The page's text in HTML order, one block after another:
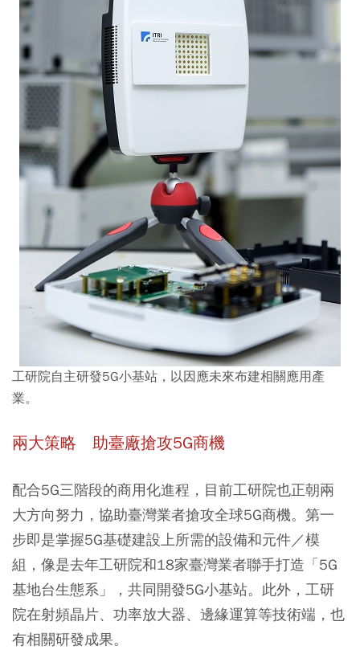
工研院自主研發5G小基站，以因應未來布建相關應用產
業。
兩大策略 助臺廠搶攻5G商機
配合5G三階段的商用化進程，目前工研院也正朝兩
大方向努力，協助臺灣業者搶攻全球5G商機。第一
步即是掌握5G基礎建設上所需的設備和元件／模
組，像是去年工研院和18家臺灣業者聯手打造「5G
基地台生態系」，共同開發5G小基站。此外，工研
院在射頻晶片、功率放大器、邊緣運算等技術端，也
有相關研發成果。